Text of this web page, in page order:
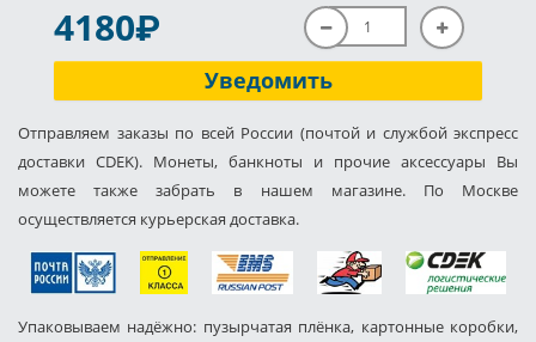
4180P
Уведомить
Отправляем заказы по всей России (почтой и службой экспресс
доставки CDEK). Монеты, банкноты и прочие аксессуары Вы
можете также забрать в нашем магазине. По Москве
осуществляется курьерская доставка.
Упаковываем надёжно: пузырчатая плёнка, картонные коробки,